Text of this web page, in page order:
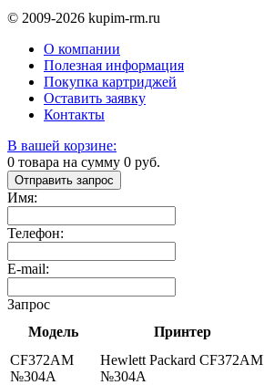
© 2009-2026 kupim-rm.ru
О компании
Полезная информация
Покупка картриджей
Оставить заявку
Контакты
В вашей корзине:
0 товара на сумму 0 руб.
Отправить запрос
Имя:
Телефон:
E-mail:
Запрос
Модель
Принтер
CF372AM
№304A
Hewlett Packard CF372AM
№304A